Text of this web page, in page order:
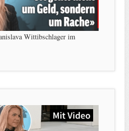
Wittibschlager im